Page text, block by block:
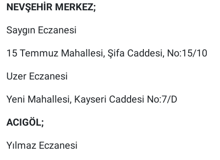
NEVŞEHİR MERKEZ;
Saygın Eczanesi
15 Temmuz Mahallesi, Şifa Caddesi, No:15/10
Uzer Eczanesi
Yeni Mahallesi, Kayseri Caddesi No:7/D
ACIGÖL;
Yılmaz Eczanesi